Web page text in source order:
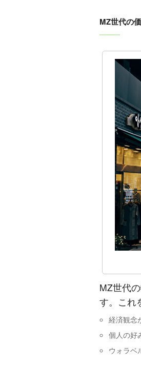
MZ世代の
MZ世代
す。これ
経済観念
個人の好
ウォラベ